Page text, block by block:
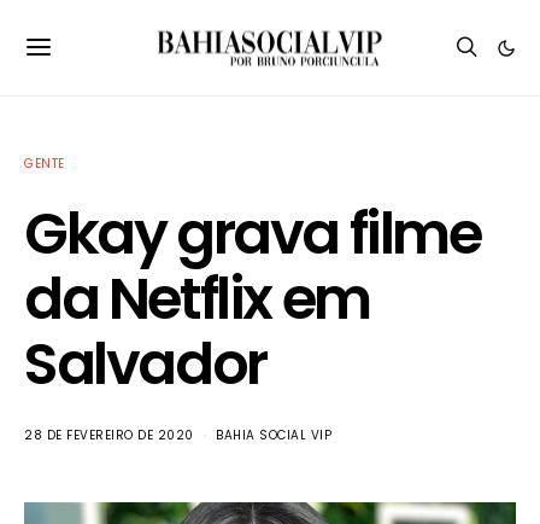
GENTE
Gkay grava filme
da Netflix em
Salvador
28 DE FEVEREIRO DE 2020 BAHIA SOCIAL VIP